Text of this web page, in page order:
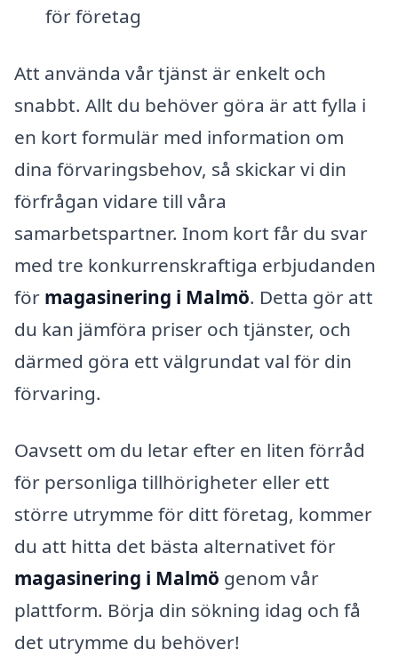
för företag
Att använda vår tjänst är enkelt och
snabbt. Allt du behöver göra är att fylla i
en kort formulär med information om
dina förvaringsbehov, så skickar vi din
förfrågan vidare till våra
samarbetspartner. Inom kort får du svar
med tre konkurrenskraftiga erbjudanden
för magasinering i Malmö. Detta gör att
du kan jämföra priser och tjänster, och
därmed göra ett välgrundat val för din
förvaring.
Oavsett om du letar efter en liten förråd
för personliga tillhörigheter eller ett
större utrymme för ditt företag, kommer
du att hitta det bästa alternativet för
magasinering i Malmö genom vår
plattform. Börja din sökning idag och få
det utrymme du behöver!